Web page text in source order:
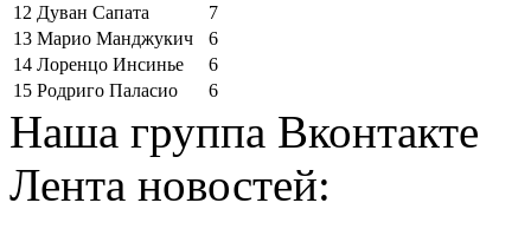
12 Дуван Сапата
7
13 Марио Манджукич
6
14 Лоренцо Инсинье
6
15 Родриго Паласио 6
Наша группа Вконтакте
Лента новостей: